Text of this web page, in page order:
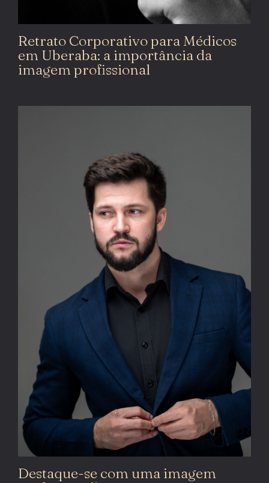
Retrato Corporativo para Médicos
em Uberaba: a importância da
imagem profissional
Destaque-se com uma imagem